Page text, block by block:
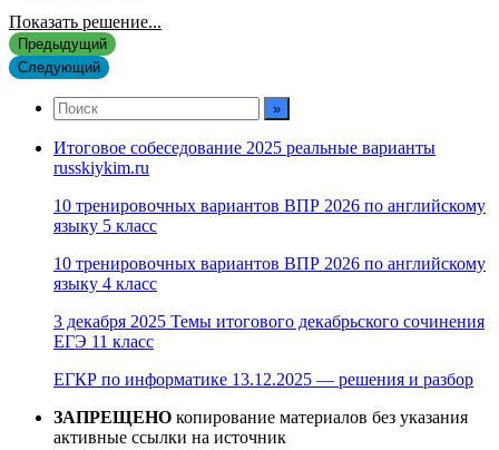
Показать решение...
Предыдущий
Следующий
Итоговое собеседование 2025 реальные варианты
russkiykim.ru
10 тренировочных вариантов ВПР 2026 по английскому
языку 5 класс
10 тренировочных вариантов ВПР 2026 по английскому
языку 4 класс
3 декабря 2025 Темы итогового декабрьского сочинения
ЕГЭ 11 класс
ЕГКР по информатике 13.12.2025 — решения и разбор
ЗАПРЕЩЕНО копирование материалов без указания
активные ссылки на источник